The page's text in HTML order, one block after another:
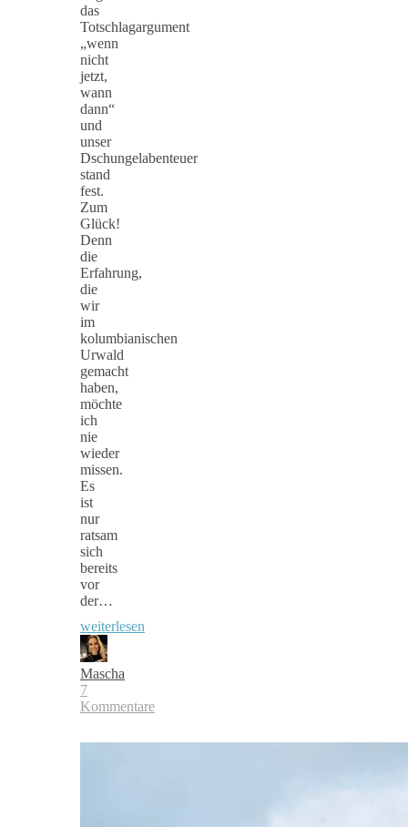
das
Totschlagargument
„wenn
nicht
jetzt,
wann
dann“
und
unser
Dschungelabenteuer
stand
fest.
Zum
Glück!
Denn
die
Erfahrung,
die
wir
im
kolumbianischen
Urwald
gemacht
haben,
möchte
ich
nie
wieder
missen.
Es
ist
nur
ratsam
sich
bereits
vor
der…
weiterlesen
Mascha
7
Kommentare